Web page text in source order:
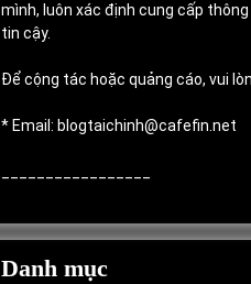
mình, luôn xác định cung cấp
tin cậy.
Để cộng tác hoặc quảng cáo, vui
* Email: blogtaichinh@cafefin.net
Danh mục